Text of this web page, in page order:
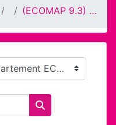
S9 (ECOMAP 9.3) - Tenue en service et fin de vie
Rechercher des